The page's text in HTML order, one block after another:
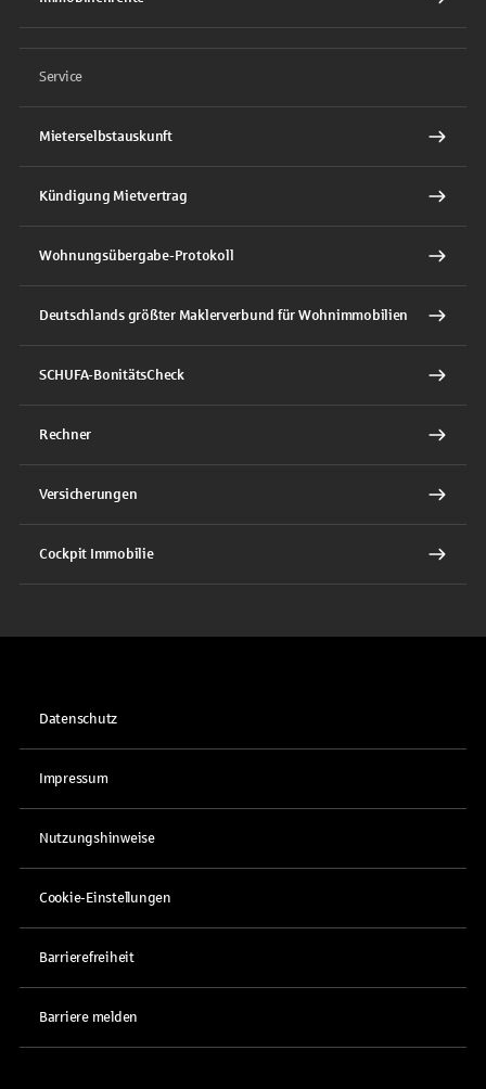
Service
Mieterselbstauskunft
Kündigung Mietvertrag
Wohnungsübergabe-Protokoll
Deutschlands größter Maklerverbund für Wohnimmobilien
SCHUFA-BonitätsCheck
Rechner
Versicherungen
Cockpit Immobilie
Datenschutz
Impressum
Nutzungshinweise
Cookie-Einstellungen
Barrierefreiheit
Barriere melden